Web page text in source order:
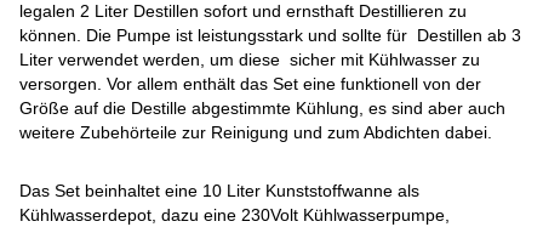
legalen 2 Liter Destillen sofort und ernsthaft Destillieren zu
können. Die Pumpe ist leistungsstark und sollte für Destillen ab 3
Liter verwendet werden, um diese sicher mit Kühlwasser zu
versorgen. Vor allem enthält das Set eine funktionell von der
Größe auf die Destille abgestimmte Kühlung, es sind aber auch
weitere Zubehörteile zur Reinigung und zum Abdichten dabei.
Das Set beinhaltet eine 10 Liter Kunststoffwanne als
Kühlwasserdepot, dazu eine 230Volt Kühlwasserpumpe,